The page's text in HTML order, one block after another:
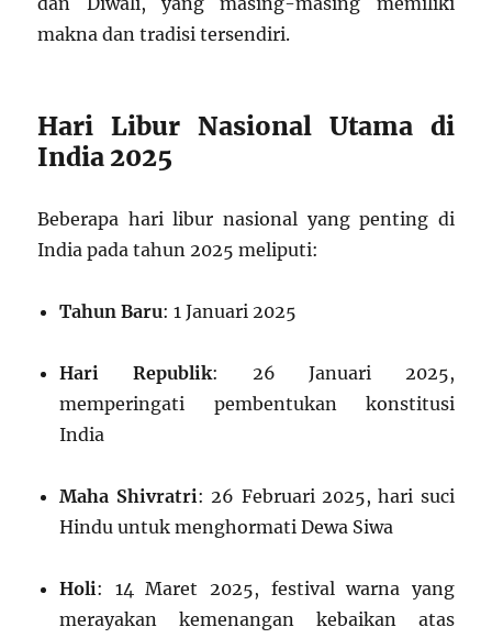
makna dan tradisi tersendiri.
Hari Libur Nasional Utama di
India 2025
Beberapa hari libur nasional yang penting di
India pada tahun 2025 meliputi:
Tahun Baru: 1 Januari 2025
Hari Republik: 26 Januari 2025,
memperingati pembentukan konstitusi
India
Maha Shivratri: 26 Februari 2025, hari suci
Hindu untuk menghormati Dewa Siwa
Holi: 14 Maret 2025, festival warna yang
merayakan kemenangan kebaikan atas